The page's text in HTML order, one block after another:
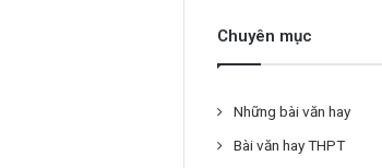
Chuyên mục
Những bài văn hay
Bài văn hay THPT